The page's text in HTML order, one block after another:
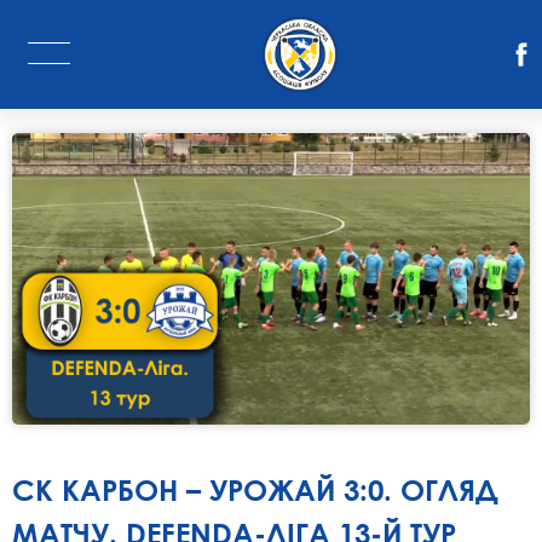
СК КАРБОН – УРОЖАЙ 3:0. ОГЛЯД
МАТЧУ. DEFENDA-ЛІГА 13-Й ТУР